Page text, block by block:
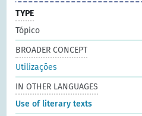
TYPE
Tópico
BROADER CONCEPT
Utilizações
IN OTHER LANGUAGES
Use of literary texts